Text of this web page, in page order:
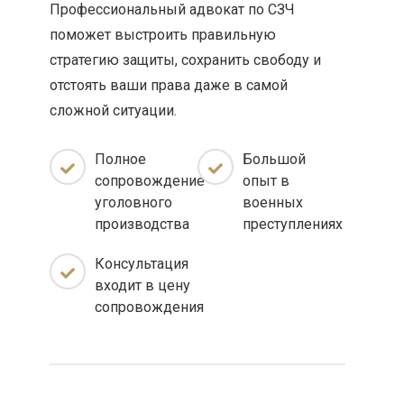
Профессиональный адвокат по СЗЧ
поможет выстроить правильную
стратегию защиты, сохранить свободу и
отстоять ваши права даже в самой
сложной ситуации.
Полное
сопровождение
уголовного
производства
Большой
опыт в
военных
преступлениях
Консультация
входит в цену
сопровождения